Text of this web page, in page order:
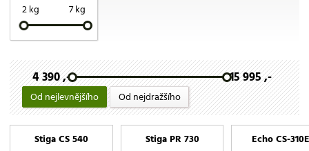
2 kg
7 kg
4 390 ,- 15 995 ,-
Od nejlevnějšího Od nejdražšího
Stiga CS 540 Stiga PR 730 Echo CS-